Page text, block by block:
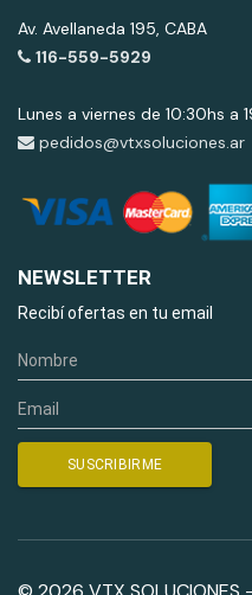
Av. Avellaneda 195, CABA
116-559-5929
Lunes a viernes de 10:30hs a
pedidos@vtxsoluciones.ar
NEWSLETTER
Recibí ofertas en tu email